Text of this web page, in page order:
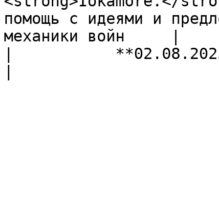
помощь с идеями и
механики войн     |
|